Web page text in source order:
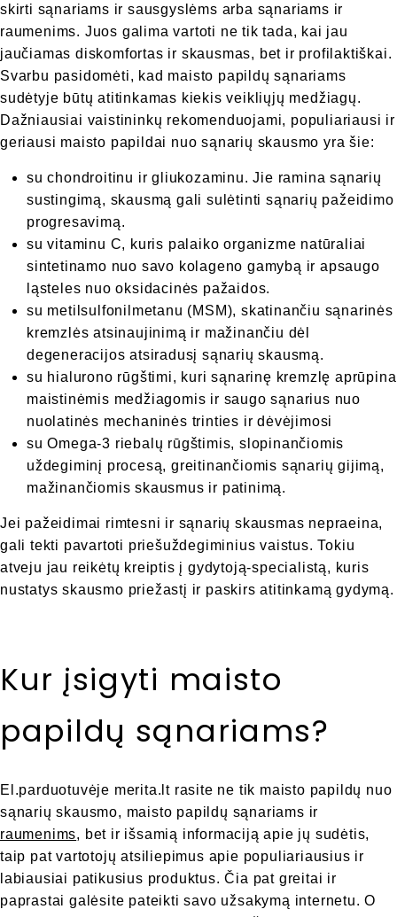
skirti sąnariams ir sausgyslėms arba sąnariams ir
raumenims. Juos galima vartoti ne tik tada, kai jau
jaučiamas diskomfortas ir skausmas, bet ir profilaktiškai.
Svarbu pasidomėti, kad maisto papildų sąnariams
sudėtyje būtų atitinkamas kiekis veikliųjų medžiagų.
Dažniausiai vaistininkų rekomenduojami, populiariausi ir
geriausi maisto papildai nuo sąnarių skausmo yra šie:
su chondroitinu ir gliukozaminu. Jie ramina sąnarių
sustingimą, skausmą gali sulėtinti sąnarių pažeidimo
progresavimą.
su vitaminu C, kuris palaiko organizme natūraliai
sintetinamo nuo savo kolageno gamybą ir apsaugo
ląsteles nuo oksidacinės pažaidos.
su metilsulfonilmetanu (MSM), skatinančiu sąnarinės
kremzlės atsinaujinimą ir mažinančiu dėl
degeneracijos atsiradusį sąnarių skausmą.
su hialurono rūgštimi, kuri sąnarinę kremzlę aprūpina
maistinėmis medžiagomis ir saugo sąnarius nuo
nuolatinės mechaninės trinties ir dėvėjimosi
su Omega-3 riebalų rūgštimis, slopinančiomis
uždegiminį procesą, greitinančiomis sąnarių gijimą,
mažinančiomis skausmus ir patinimą.
Jei pažeidimai rimtesni ir sąnarių skausmas nepraeina,
gali tekti pavartoti priešuždegiminius vaistus. Tokiu
atveju jau reikėtų kreiptis į gydytoją-specialistą, kuris
nustatys skausmo priežastį ir paskirs atitinkamą gydymą.
Kur įsigyti maisto
papildų sąnariams?
El.parduotuvėje merita.lt rasite ne tik maisto papildų nuo
sąnarių skausmo, maisto papildų sąnariams ir
raumenims, bet ir išsamią informaciją apie jų sudėtis,
taip pat vartotojų atsiliepimus apie populiariausius ir
labiausiai patikusius produktus. Čia pat greitai ir
paprastai galėsite pateikti savo užsakymą internetu. O